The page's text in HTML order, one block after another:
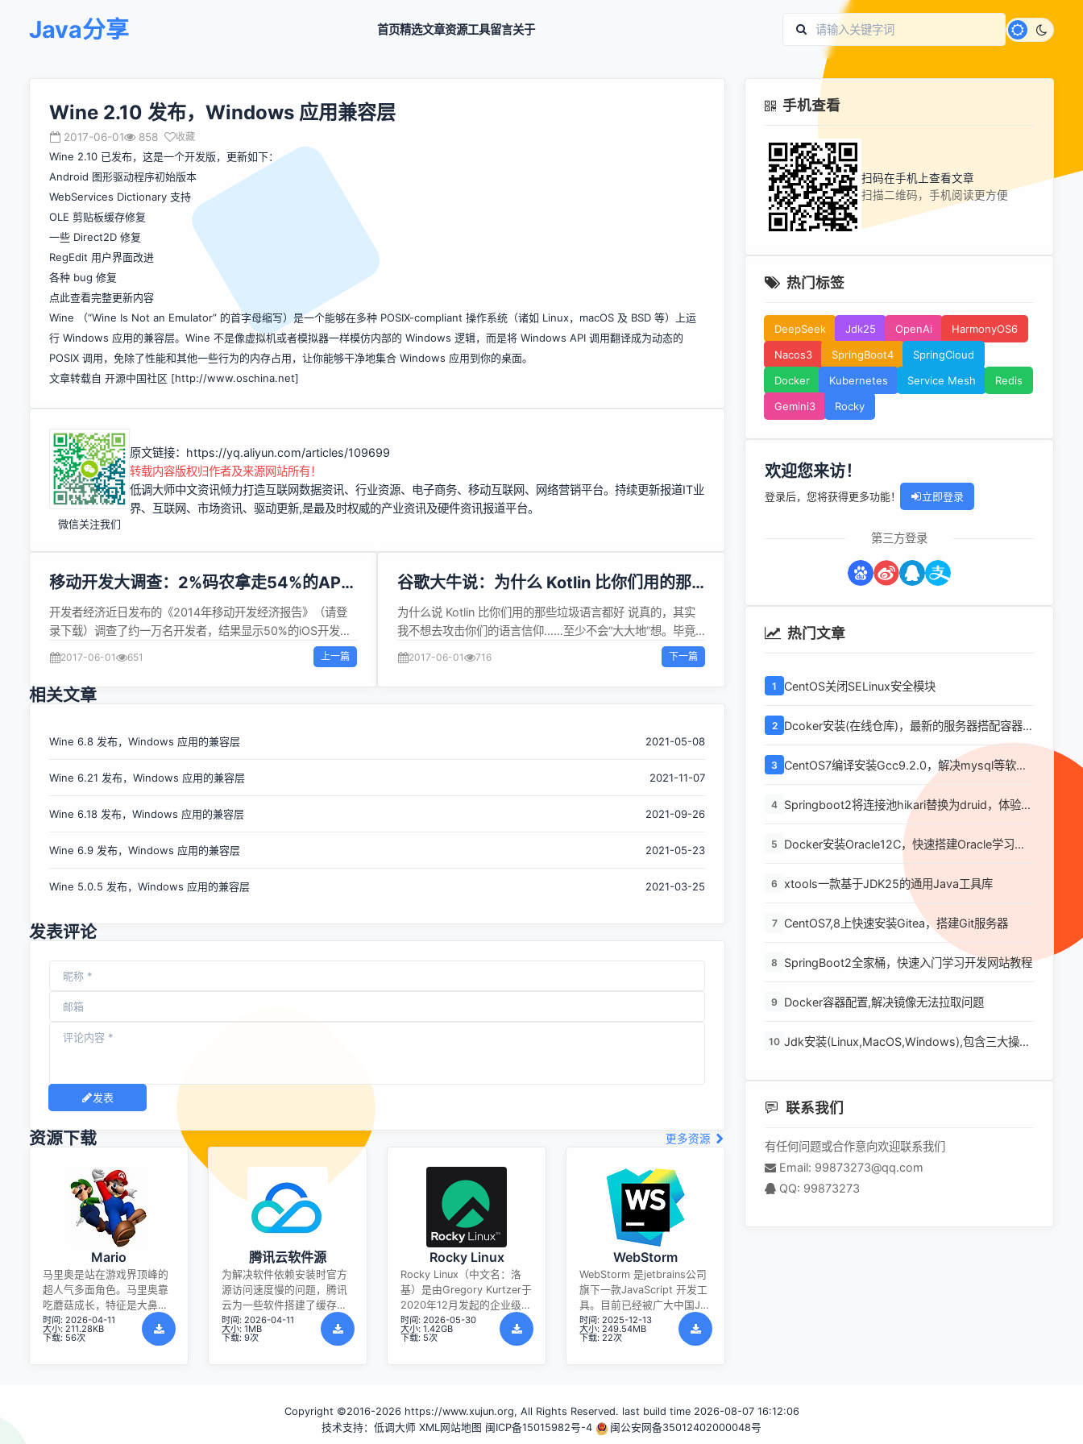
Java分享 首页精选文章资源工具留言关于
Wine 2.10 发布，Windows 应用兼容层
2017-06-01 858 收藏
Wine 2.10 已发布，这是一个开发版，更新如下：
Android 图形驱动程序初始版本
WebServices Dictionary 支持
OLE 剪贴板缓存修复
一些 Direct2D 修复
RegEdit 用户界面改进
各种 bug 修复
点此查看完整更新内容
Wine （“Wine Is Not an Emulator” 的首字母缩写）是一个能够在多种 POSIX-compliant 操作系统（诸如 Linux，macOS 及 BSD 等）上运
行 Windows 应用的兼容层。Wine 不是像虚拟机或者模拟器一样模仿内部的 Windows 逻辑，而是将 Windows API 调用翻译成为动态的
POSIX 调用，免除了性能和其他一些行为的内存占用，让你能够干净地集合 Windows 应用到你的桌面。
文章转载自 开源中国社区 [http://www.oschina.net]
微信关注我们
原文链接： https://yq.aliyun.com/articles/109699
转载内容版权归作者及来源网站所有！
低调大师中文资讯倾力打造互联网数据资讯、行业资源、电子商务、移动互联网、网络营销平台。持续更新报道IT业
界、互联网、市场资讯、驱动更新,是最及时权威的产业资讯及硬件资讯报道平台。
移动开发大调查：2%码农拿走54%的APP
收入
开发者经济近日发布的《2014年移动开发经济报告》（请登
录下载）调查了约一万名开发者，结果显示50%的iOS开发者
和47%的Android开发者处于应用开发贫困线以下，每月收入
不到500美元。这意味着移动开发并不是一个能养家糊口的靠
谱行当。以下是开发者APP月收入结构： 此外，虽然游戏是各
大应用商店的绝对主力，但是游戏开发者依然在贫困线上挣
数中占据半壁江山不成比例。 调查指出，移动游戏开发是赢者
的11%，月收入不到1万美元。而另外9%的开发者瓜分 了APP
2%的开发者，他们瓜分了app总收入的54%，月入超过10万
为了解决营收问题，很多开发者选择发布多款应用。事实上，
开发和推广多款app还有助于开发者积累经验，吸取教训；此
的开发者更容易挣到钱。...
2017-06-01 651 上一篇
谷歌大牛说：为什么 Kotlin 比你们用的那
些垃圾语言都好
为什么说 Kotlin 比你们用的那些垃圾语言都好 说真的，其实
我不想去攻击你们的语言信仰……至少不会“大大地”想。毕竟
你喜欢的语言大放异彩的时期，可能要追溯到冰川时代了，对
不？如果你喜欢的语言到今天还没有死，那只能说明这门语言
而且是早就完蛋了。尽管人类都不太喜欢思考终极命运问题，
语言特性的替换，对此你禁不住要想：“我真的要和这种语言
于要开始做 Android 开发了，我把各种老旧的语言问题又过
iOS 版本了，最近我决定再搞一个 Android 版本。我从来没料
浪费生命么？”）如果你写过 Android 程序的话，你就知道在
2017-06-01 716 下一篇
相关文章
Wine 6.8 发布，Windows 应用的兼容层 2021-05-08
Wine 6.21 发布，Windows 应用的兼容层 2021-11-07
Wine 6.18 发布，Windows 应用的兼容层 2021-09-26
Wine 6.9 发布，Windows 应用的兼容层 2021-05-23
Wine 5.0.5 发布，Windows 应用的兼容层 2021-03-25
发表评论
发表
资源下载 更多资源
Mario
马里奥是站在游戏界顶峰的
超人气多面角色。马里奥靠
吃蘑菇成长，特征是大鼻
子、头戴帽子、身穿背带
裤，还留着胡子。与他的双
时间: 2026-04-11
大小: 211.28KB
下载: 56次
腾讯云软件源
为解决软件依赖安装时官方
源访问速度慢的问题，腾讯
云为一些软件搭建了缓存服
务。您可以通过使用腾讯云
软件源站来提升依赖包的安
时间: 2026-04-11
大小: 1MB
下载: 9次
Rocky Linux
Rocky Linux（中文名：洛
基）是由Gregory Kurtzer于
2020年12月发起的企业级
Linux发行版，作为CentOS
稳定版停止维护后与
构。其通过重新编译RHEL源
代码提供长期稳定性，采用
时间: 2026-05-30
大小: 1.42GB
下载: 5次
WebStorm
WebStorm 是jetbrains公司
旗下一款JavaScript 开发工
具。目前已经被广大中国JS
开发者誉为“Web前端开发神
器”、“最强大的HTML5编辑
时间: 2025-12-13
大小: 249.54MB
下载: 22次
手机查看
扫码在手机上查看文章
扫描二维码，手机阅读更方便
热门标签
DeepSeek Jdk25 OpenAi
HarmonyOS6
Nacos3
SpringBoot4
SpringCloud
Docker
Kubernetes Service Mesh
Redis
Gemini3
Rocky
欢迎您来访！
登录后，您将获得更多功能！ 立即登录
第三方登录
热门文章
1 CentOS关闭SELinux安全模块
2
Dcoker安装(在线仓库)，最新的服务器搭配容器使
3
CentOS7编译安装Gcc9.2.0，解决mysql等软件
4 Springboot2将连接池hikari替换为druid，体验最
5
Docker安装Oracle12C，快速搭建Oracle学习环
6 xtools一款基于JDK25的通用Java工具库
7 CentOS7,8上快速安装Gitea，搭建Git服务器
8 SpringBoot2全家桶，快速入门学习开发网站教程
9 Docker容器配置,解决镜像无法拉取问题
10 Jdk安装(Linux,MacOS,Windows),包含三大操作
联系我们
有任何问题或合作意向欢迎联系我们
Email: 99873273@qq.com
QQ: 99873273
Copyright ©2016-2026 https://www.xujun.org, All Rights Reserved. last build time 2026-08-07 16:12:06
技术支持：低调大师 XML网站地图 闽ICP备15015982号-4 闽公安网备35012402000048号